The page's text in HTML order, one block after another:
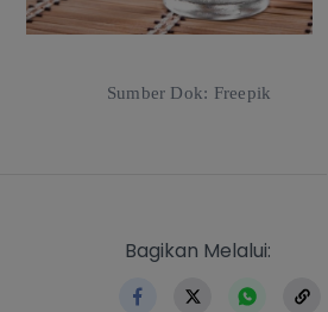
Sumber Dok: Freepik
Bagikan Melalui: